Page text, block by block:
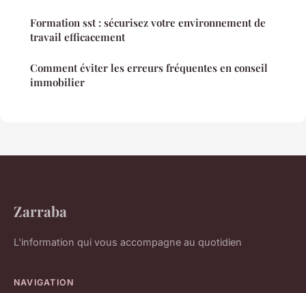
Formation sst : sécurisez votre environnement de
travail efficacement
Comment éviter les erreurs fréquentes en conseil
immobilier
Zarraba
L'information qui vous accompagne au quotidien
NAVIGATION